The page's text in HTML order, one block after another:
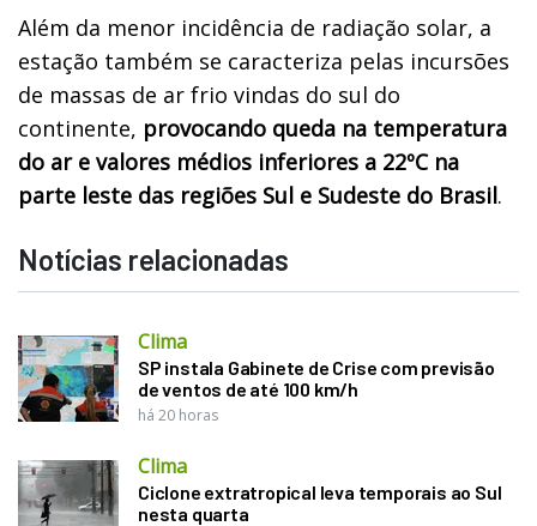
Além da menor incidência de radiação solar, a
estação também se caracteriza pelas incursões
de massas de ar frio vindas do sul do
continente, provocando queda na temperatura
do ar e valores médios inferiores a 22ºC na
parte leste das regiões Sul e Sudeste do Brasil.
Notícias relacionadas
Clima
SP instala Gabinete de Crise com previsão
de ventos de até 100 km/h
há 20 horas
Clima
Ciclone extratropical leva temporais ao Sul
nesta quarta